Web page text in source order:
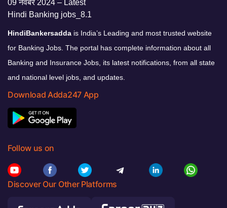
HindiBankersadda is India’s Leading and most trusted website
for Banking Jobs. The portal has complete information about all
Banking and Insurance Jobs, its latest notifications, from all state
and national level jobs, and updates.
Download Adda247 App
Follow us on
Discover Our Other Platforms